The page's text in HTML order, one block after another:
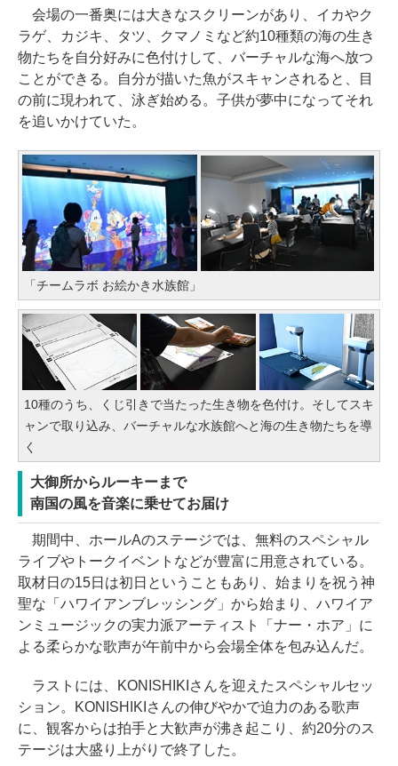
会場の一番奥には大きなスクリーンがあり、イカやク
ラゲ、カジキ、タツ、クマノミなど約10種類の海の生き
物たちを自分好みに色付けして、バーチャルな海へ放つ
ことができる。自分が描いた魚がスキャンされると、目
の前に現われて、泳ぎ始める。子供が夢中になってそれ
を追いかけていた。
「チームラボ お絵かき水族館」
10種のうち、くじ引きで当たった生き物を色付け。そしてスキ
ャンで取り込み、バーチャルな水族館へと海の生き物たちを導
く
大御所からルーキーまで
南国の風を音楽に乗せてお届け
期間中、ホールAのステージでは、無料のスペシャル
ライブやトークイベントなどが豊富に用意されている。
取材日の15日は初日ということもあり、始まりを祝う神
聖な「ハワイアンブレッシング」から始まり、ハワイア
ンミュージックの実力派アーティスト「ナー・ホア」に
よる柔らかな歌声が午前中から会場全体を包み込んだ。
ラストには、KONISHIKIさんを迎えたスペシャルセッ
ション。KONISHIKIさんの伸びやかで迫力のある歌声
に、観客からは拍手と大歓声が沸き起こり、約20分のス
テージは大盛り上がりで終了した。